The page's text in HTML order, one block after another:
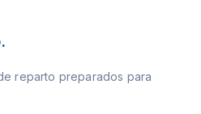
reparto preparados para